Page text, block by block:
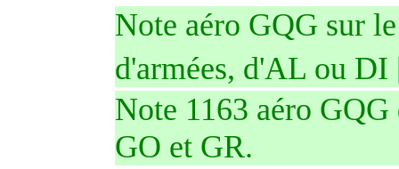
Note aéro GQG sur
d'armées, d'AL ou
Note 1163 aéro
GO et GR.